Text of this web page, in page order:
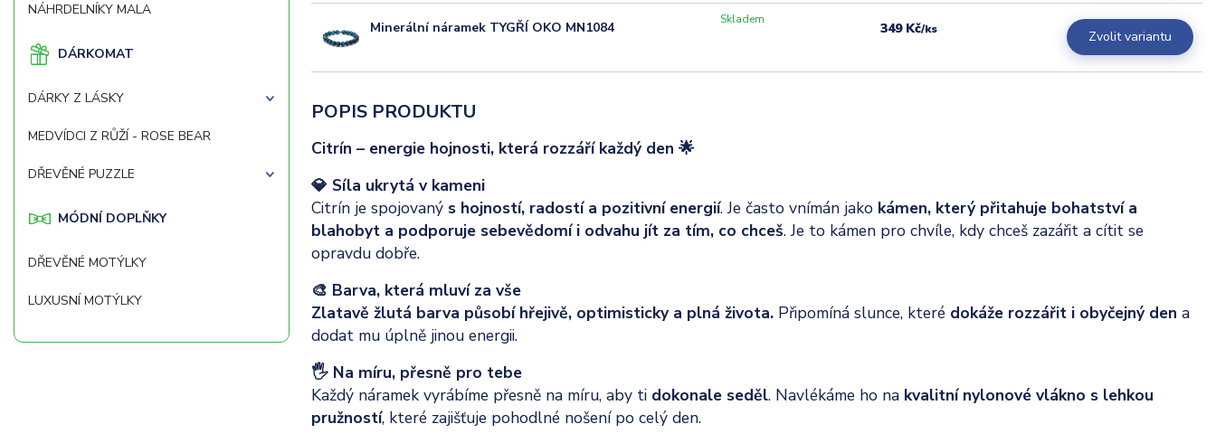
NÁHRDELNÍKY MALA
DÁRKOMAT
DÁRKY Z LÁSKY
MEDVÍDCI Z RŮŽÍ - ROSE BEAR
DŘEVĚNÉ PUZZLE
MÓDNÍ DOPLŇKY
DŘEVĚNÉ MOTÝLKY
LUXUSNÍ MOTÝLKY
Minerální náramek TYGŘÍ OKO MN1084 349 Kč/ks
Skladem
Zvolit variantu
POPIS PRODUKTU
Citrín – energie hojnosti, která rozzáří každý den 🌟
💎 Síla ukrytá v kameni
Citrín je spojovaný s hojností, radostí a pozitivní energií. Je často vnímán jako kámen, který přitahuje bohatství a
blahobyt a podporuje sebevědomí i odvahu jít za tím, co chceš. Je to kámen pro chvíle, kdy chceš zazářit a cítit se
opravdu dobře.
🎨 Barva, která mluví za vše
Zlatavě žlutá barva působí hřejivě, optimisticky a plná života.Připomíná slunce, které dokáže rozzářit i obyčejný den a
dodat mu úplně jinou energii.
🖐️ Na míru, přesně pro tebe
Každý náramek vyrábíme přesně na míru, aby ti dokonale seděl. Navlékáme ho na kvalitní nylonové vlákno s lehkou
pružností, které zajišťuje pohodlné nošení po celý den.